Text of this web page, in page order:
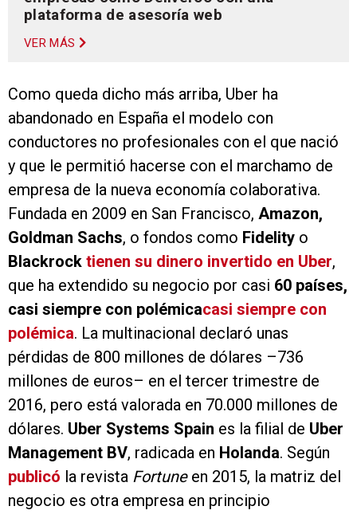
plataforma de asesoría web
VER MÁS
Como queda dicho más arriba, Uber ha
abandonado en España el modelo con
conductores no profesionales con el que nació
y que le permitió hacerse con el marchamo de
empresa de la nueva economía colaborativa.
Fundada en 2009 en San Francisco, Amazon,
Goldman Sachs, o fondos como Fidelity o
Blackrock tienen su dinero invertido en Uber,
que ha extendido su negocio por casi 60 países,
casi siempre con polémicacasi siempre con
polémica. La multinacional declaró unas
pérdidas de 800 millones de dólares –736
millones de euros– en el tercer trimestre de
2016, pero está valorada en 70.000 millones de
dólares. Uber Systems Spain es la filial de Uber
Management BV, radicada en Holanda. Según
publicó la revista Fortuneen 2015, la matriz del
negocio es otra empresa en principio